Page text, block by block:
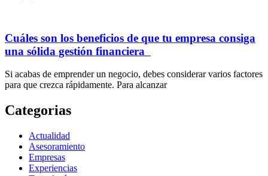
Cuáles son los beneficios de que tu empresa consiga
una sólida gestión financiera
Si acabas de emprender un negocio, debes considerar varios factores
para que crezca rápidamente. Para alcanzar
Categorias
Actualidad
Asesoramiento
Empresas
Experiencias